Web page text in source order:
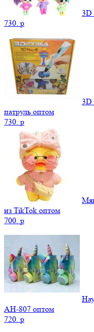
3D
730. p
3D
патруль оптом
730. p
из TikTok оптом
700. p
AH-807 оптом
720. p